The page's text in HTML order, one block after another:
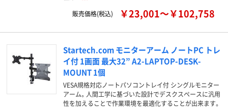
販売価格(税込)
￥23,001～￥102,758
Startech.com モニターアーム ノートPC トレ
イ付 1画面 最大32” A2-LAPTOP-DESK-
MOUNT 1個
VESA規格対応ノートパソコントレイ付 シングルモニター
アーム。人間工学に基づいた設計でデスクスペースに汎用
性を加えることで作業環境を最適化することが出来ます。